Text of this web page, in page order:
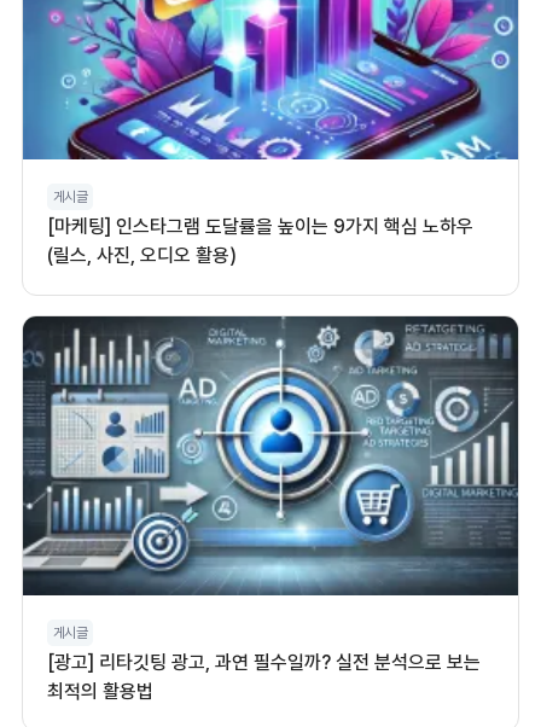
게시글
[마케팅] 인스타그램 도달률을 높이는 9가지 핵심 노하우
(릴스, 사진, 오디오 활용)
게시글
[광고] 리타깃팅 광고, 과연 필수일까? 실전 분석으로 보는
최적의 활용법